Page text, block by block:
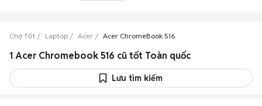
Chợ Tốt Laptop Acer Acer ChromeBook 516
1 Acer Chromebook 516 cũ tốt Toàn quốc
Lưu tìm kiếm